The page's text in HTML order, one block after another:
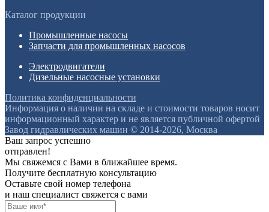
Каталог продукции
Промышленные насосы
Запчасти для промышленных насосов
Электродвигатели
Дизельные насосные установки
Политика конфиденциальности
Информация о наличии на складе и стоимости товаров носит
информационный характер и не является публичной офертой
Завод гидравлических машин © 2014-2026, Москва
Ваш запрос успешно
отправлен!
Мы свяжемся с Вами в ближайшее время.
Получите бесплатную консультацию
Оставьте свой номер телефона
и наш специалист свяжется с вами